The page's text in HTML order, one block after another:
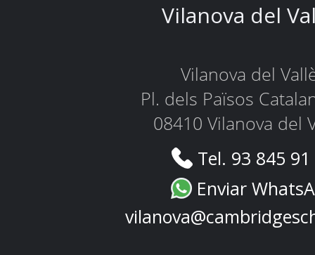
Vilanova del
Vilanova del
Pl. dels Països
08410 Vilanova del
Tel. 93 845
Enviar